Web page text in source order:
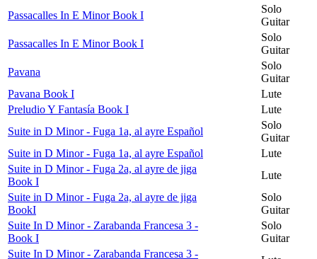
Passacalles In E Minor Book I
Solo
Guitar
Passacalles In E Minor Book I
Solo
Guitar
Pavana
Solo
Guitar
Pavana Book I
Lute
Preludio Y Fantasía Book I
Lute
Suite in D Minor - Fuga 1a, al ayre Español
Solo
Guitar
Suite in D Minor - Fuga 1a, al ayre Español
Lute
Suite in D Minor - Fuga 2a, al ayre de jiga
Book I
Lute
Suite in D Minor - Fuga 2a, al ayre de jiga
BookI
Solo
Guitar
Suite In D Minor - Zarabanda Francesa 3 -
Book I
Solo
Guitar
Suite In D Minor - Zarabanda Francesa 3 -